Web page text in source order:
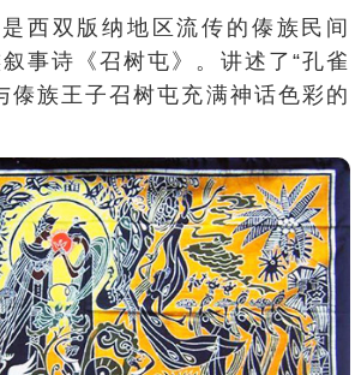
西双版纳 地区流传的 傣族 民间
叙事诗 《召树屯 》。讲述了“孔雀
傣族王子召树屯充满神话色彩的